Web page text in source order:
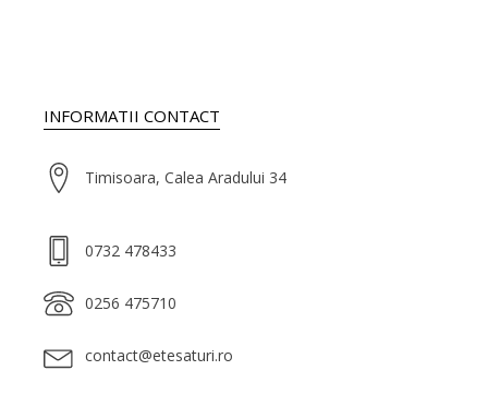
INFORMATII CONTACT
Timisoara, Calea Aradului 34
0732 478433
0256 475710
contact@etesaturi.ro